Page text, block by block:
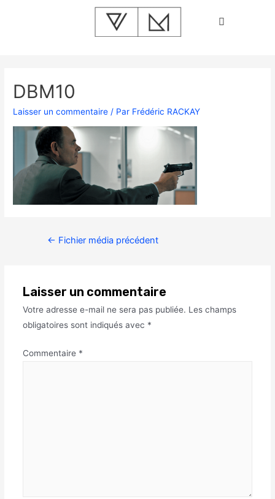
DBM10
Laisser un commentaire / Par Frédéric RACKAY
← Fichier média précédent
Laisser un commentaire
Votre adresse e-mail ne sera pas publiée. Les champs
obligatoires sont indiqués avec *
Commentaire *